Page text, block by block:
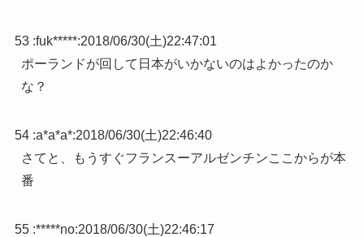
53 :fuk*****:2018/06/30(土)22:47:01
ポーランドが回して日本がいかないのはよかったのか
な？
54 :a*a*a*:2018/06/30(土)22:46:40
さてと、もうすぐフランスーアルゼンチンここからが本
番
55 :*****no:2018/06/30(土)22:46:17